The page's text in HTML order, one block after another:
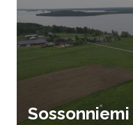
Sossonniemi